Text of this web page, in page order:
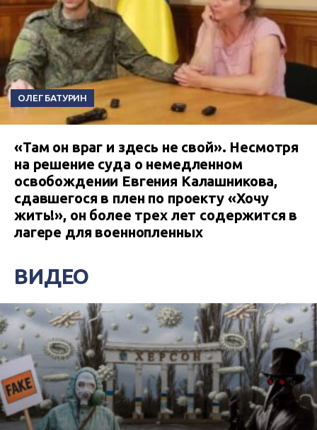
ОЛЕГ БАТУРИН
«Там он враг и здесь не свой». Несмотря
на решение суда о немедленном
освобождении Евгения Калашникова,
сдавшегося в плен по проекту «Хочу
жить!», он более трех лет содержится в
лагере для военнопленных
ВИДЕО